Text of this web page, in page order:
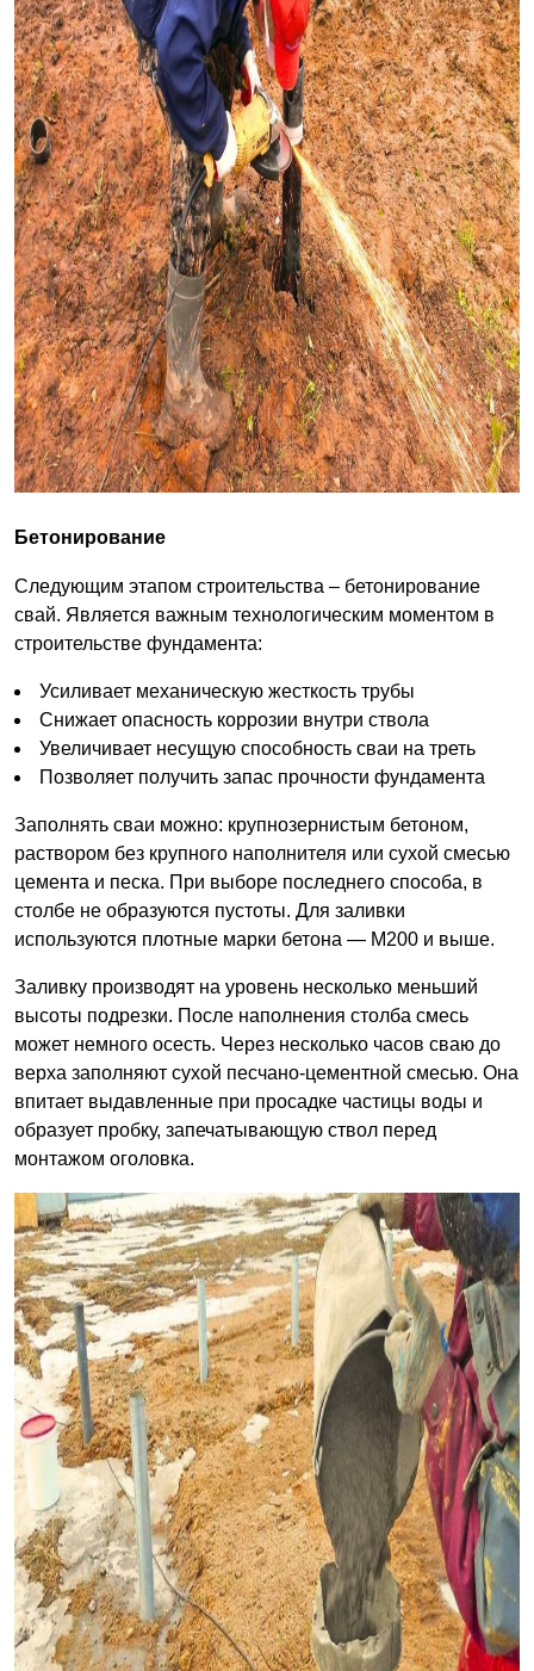
Бетонирование
Следующим этапом строительства – бетонирование
свай. Является важным технологическим моментом в
строительстве фундамента:
Усиливает механическую жесткость трубы
Снижает опасность коррозии внутри ствола
Увеличивает несущую способность сваи на треть
Позволяет получить запас прочности фундамента
Заполнять сваи можно: крупнозернистым бетоном,
раствором без крупного наполнителя или сухой смесью
цемента и песка. При выборе последнего способа, в
столбе не образуются пустоты. Для заливки
используются плотные марки бетона — М200 и выше.
Заливку производят на уровень несколько меньший
высоты подрезки. После наполнения столба смесь
может немного осесть. Через несколько часов сваю до
верха заполняют сухой песчано-цементной смесью. Она
впитает выдавленные при просадке частицы воды и
образует пробку, запечатывающую ствол перед
монтажом оголовка.